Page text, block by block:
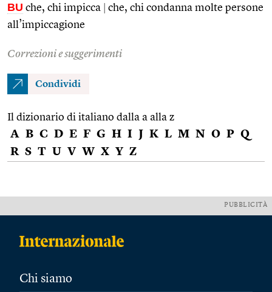
BU che, chi impicca
che, chi condanna molte persone
all’impiccagione
Correzioni e suggerimenti
Condividi
Il dizionario di italiano dalla a alla z
A B C D E F G H I J K L M N O P Q
R S T U V W X Y Z
PUBBLICITÀ
Chi siamo